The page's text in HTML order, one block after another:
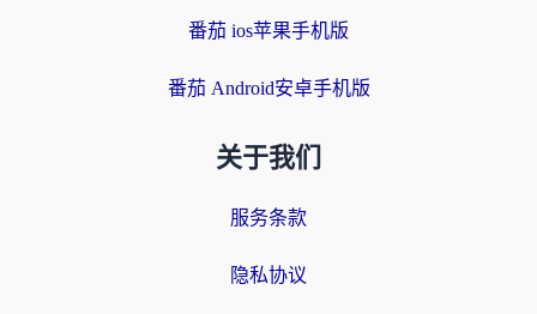
番茄 ios苹果手机版
番茄 Android安卓手机版
关于我们
服务条款
隐私协议